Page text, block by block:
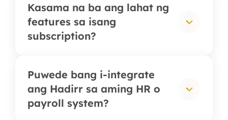
Ang office teams ay karaniwang
gumagamit ng digital
attendance, shift, at overtime;
ang field teams ay umaasa sa
visit tracking; ang remote teams
ay gumagamit ng selfie
attendance at online timesheet;
at pinagsasama ng sales teams
Kasama na ba ang lahat ng
features sa isang
subscription?
Karamihan ng features:
attendance, overtime, shift,
timesheet, client visit, at
reimbursement, ay kasama na sa
Puwede bang i-integrate
ang Hadirr sa aming HR o
payroll system?